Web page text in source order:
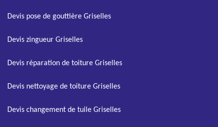
Devis pose de gouttière Griselles
Devis zingueur Griselles
Devis réparation de toiture Griselles
Devis nettoyage de toiture Griselles
Devis changement de tuile Griselles